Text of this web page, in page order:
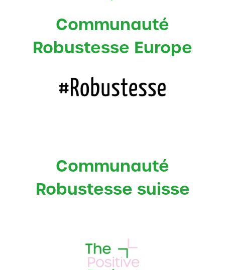
Communauté
Robustesse Europe
Communauté
Robustesse suisse